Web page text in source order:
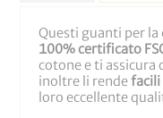
Questi guanti per la
100% certificato
cotone e ti assicura
inoltre li rendefacili
loro eccellente